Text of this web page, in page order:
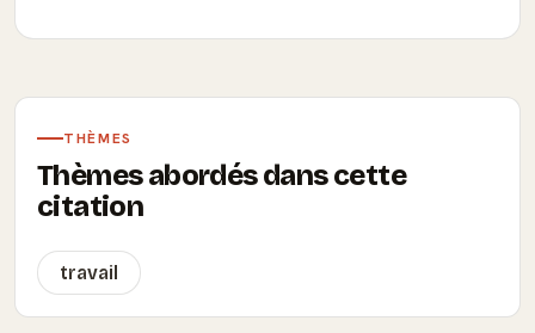
THÈMES
Thèmes abordés dans cette
citation
travail